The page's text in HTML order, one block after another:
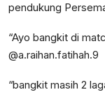
pendukung
“Ayo bangkit di
@a.raihan.fatihah.9
“bangkit masih 2